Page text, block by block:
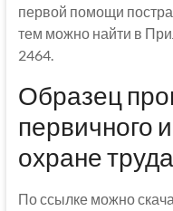
первой помощи
тем можно найти в
2464.
Образец
первичного
охране труда
По ссылке можно